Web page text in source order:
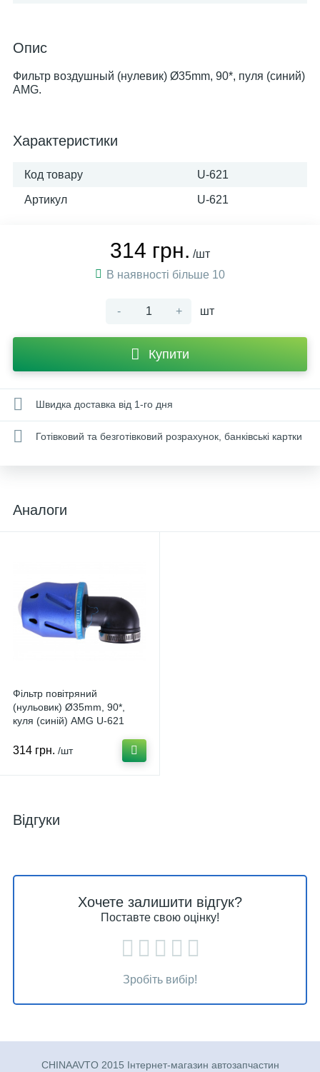
Опис
Фильтр воздушный (нулевик) Ø35mm, 90*, пуля (синий)
AMG.
Характеристики
Код товару U-621
Артикул U-621
314 грн. /шт
В наявності більше 10
- + шт
Купити
Швидка доставка від 1-го дня
Готівковий та безготівковий розрахунок, банківські картки
Аналоги
Фільтр повітряний
(нульовик) Ø35mm, 90*,
куля (синій) AMG U-621
314 грн. /шт
Відгуки
Хочете залишити відгук?
Поставте свою оцінку!
Зробіть вибір!
CHINAAVTO 2015 Інтернет-магазин автозапчастин